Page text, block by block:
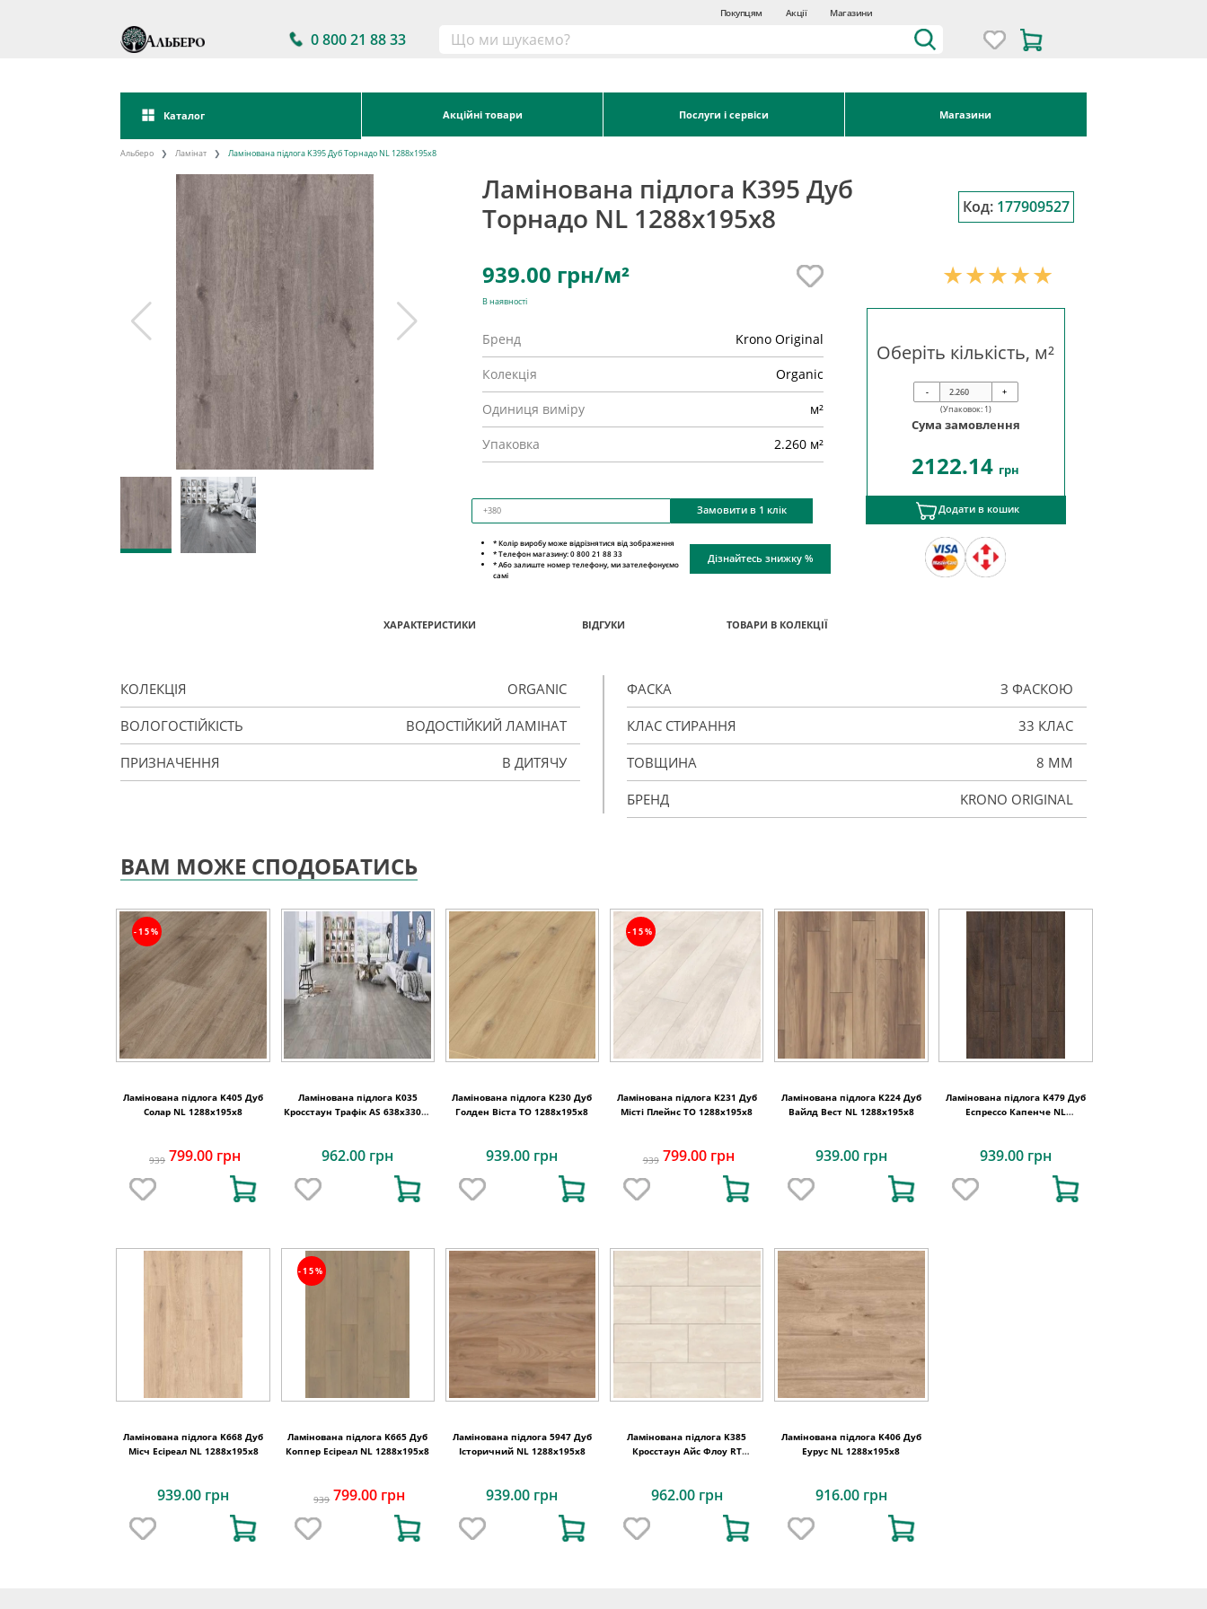
Покупцям Акції Магазини
0 800 21 88 33
Каталог Акційні товари Послуги і сервіси Магазини
Альберо Ламінат Ламінована підлога K395 Дуб Торнадо NL 1288x195x8
Ламінована підлога K395 Дуб
Торнадо NL 1288x195x8
Код: 177909527
939.00 грн/м²
В наявності
Бренд Krono Original
Колекція Organic
Одиниця виміру м²
Упаковка 2.260 м²
Замовити в 1 клік
Оберіть кількість, м²
-
+
(Упаковок: 1)
Сума замовлення
2122.14 грн
Додати в кошик
* Колір виробу може відрізнятися від зображення
* Телефон магазину: 0 800 21 88 33
* Або залиште номер телефону, ми зателефонуємо
самі
Дізнайтесь знижку %
ХАРАКТЕРИСТИКИ ВІДГУКИ ТОВАРИ В КОЛЕКЦІЇ
КОЛЕКЦІЯ ORGANIC
ВОЛОГОСТІЙКІСТЬ ВОДОСТІЙКИЙ ЛАМІНАТ
ПРИЗНАЧЕННЯ В ДИТЯЧУ
ФАСКА З ФАСКОЮ
КЛАС СТИРАННЯ 33 КЛАС
ТОВЩИНА 8 ММ
БРЕНД KRONO ORIGINAL
ВАМ МОЖЕ СПОДОБАТИСЬ
-15%
Ламінована підлога K405 Дуб
Солар NL 1288x195x8
939 799.00 грн
Ламінована підлога K035
Кросстаун Трафік AS 638x330x8
962.00 грн
Ламінована підлога K230 Дуб
Голден Віста TO 1288x195x8
939.00 грн
-15%
Ламінована підлога K231 Дуб
Місті Плейнс TO 1288x195x8
939 799.00 грн
Ламінована підлога K224 Дуб
Вайлд Вест NL 1288x195x8
939.00 грн
Ламінована підлога K479 Дуб
Еспрессо Капенче NL
939.00 грн
Ламінована підлога K668 Дуб
Місч Есіреал NL 1288x195x8
939.00 грн
-15%
Ламінована підлога K665 Дуб
Коппер Есіреал NL 1288x195x8
939 799.00 грн
Ламінована підлога 5947 Дуб
Історичний NL 1288x195x8
939.00 грн
Ламінована підлога K385
Кросстаун Aйс Флоу RT
962.00 грн
Ламінована підлога K406 Дуб
Еурус NL 1288x195x8
916.00 грн